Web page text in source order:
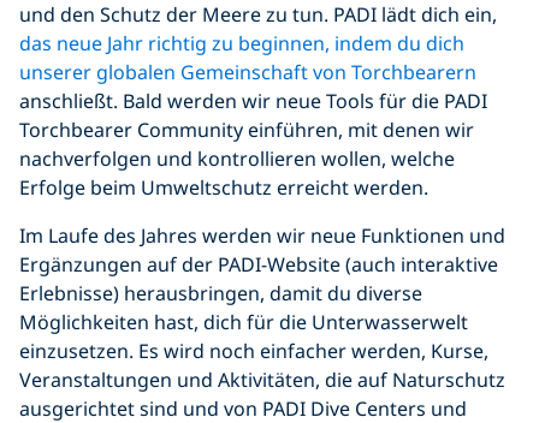
und den Schutz der Meere zu tun. PADI lädt dich ein,
das neue Jahr richtig zu beginnen, indem du dich
unserer globalen Gemeinschaft von Torchbearern
anschließt. Bald werden wir neue Tools für die PADI
Torchbearer Community einführen, mit denen wir
nachverfolgen und kontrollieren wollen, welche
Erfolge beim Umweltschutz erreicht werden.
Im Laufe des Jahres werden wir neue Funktionen und
Ergänzungen auf der PADI-Website (auch interaktive
Erlebnisse) herausbringen, damit du diverse
Möglichkeiten hast, dich für die Unterwasserwelt
einzusetzen. Es wird noch einfacher werden, Kurse,
Veranstaltungen und Aktivitäten, die auf Naturschutz
ausgerichtet sind und von PADI Dive Centers und